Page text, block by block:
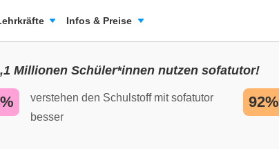
Infos & Preise
Millionen Schüler*innen nutzen sofatutor!
verstehen den Schulstoff mit sofatutor
besser
92%